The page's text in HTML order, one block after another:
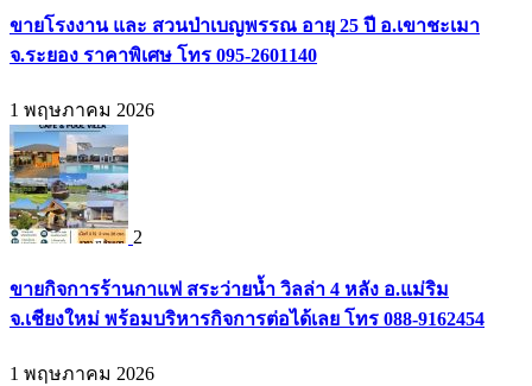
ขายโรงงาน และ สวนป่าเบญพรรณ อายุ 25 ปี อ.เขาชะเมา
จ.ระยอง ราคาพิเศษ โทร 095-2601140
1 พฤษภาคม 2026
2
ขายกิจการร้านกาแฟ สระว่ายน้ำ วิลล่า 4 หลัง อ.แม่ริม
จ.เชียงใหม่ พร้อมบริหารกิจการต่อได้เลย โทร 088-9162454
1 พฤษภาคม 2026